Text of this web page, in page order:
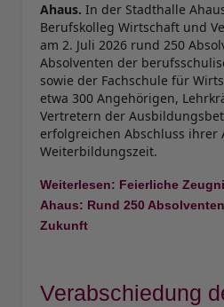
Ahaus. In der Stadthalle
Berufskolleg Wirtschaft und
am 2. Juli 2026 rund 250
Absolventen der
sowie der Fachschule für
etwa 300 Angehörigen,
Vertretern der
erfolgreichen Abschluss ihrer
Weiterbildungszeit.
Weiterlesen: Feierliche
Ahaus: Rund 250
Zukunft
Verabschiedung